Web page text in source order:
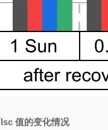
Isc 值的变化情况